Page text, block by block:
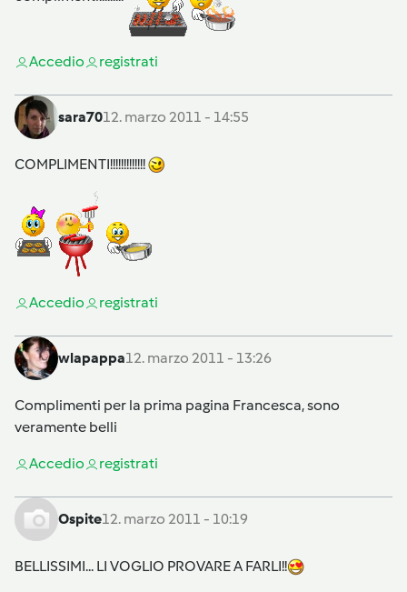
Accedio registrati
sara7012. marzo 2011 - 14:55
COMPLIMENTI!!!!!!!!!!!!!
Accedio registrati
wlapappa12. marzo 2011 - 13:26
Complimenti per la prima pagina Francesca, sono
veramente belli
Accedio registrati
Ospite12. marzo 2011 - 10:19
BELLISSIMI... LI VOGLIO PROVARE A FARLI!!